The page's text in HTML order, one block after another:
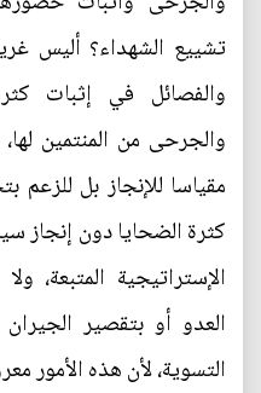
تشييع الشهداء؟ أليس
والفصائل في إثبات
والجرحى من المنتمين
مقياسا للإنجاز بل للزعم
كثرة الضحايا دون إنجاز
الإستراتيجية المتبعة،
العدو أو بتقصير
التسوية، لأن هذه الأمور